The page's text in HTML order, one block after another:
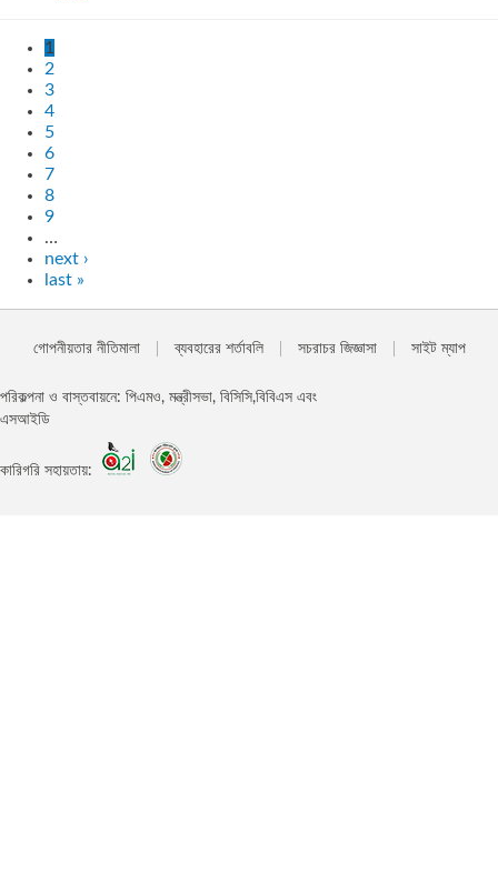
1
2
3
4
5
6
7
8
9
…
next ›
last »
গোপনীয়তার নীতিমালা ব্যবহারের শর্তাবলি সচরাচর জিজ্ঞাসা সাইট ম্যাপ
পরিকল্পনা ও বাস্তবায়নে: পিএমও, মন্ত্রীসভা, বিসিসি,বিবিএস এবং
এসআইডি
কারিগরি সহায়তায়: